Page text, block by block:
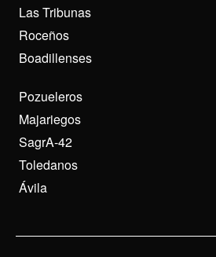
Las Tribunas
Roceños
Boadillenses
Pozueleros
Majariegos
SagrA-42
Toledanos
Ávila